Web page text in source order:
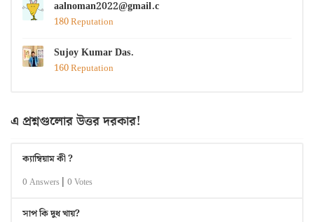
aalnoman2022@gmail.com
180 Reputation
Sujoy Kumar Das.
160 Reputation
এ প্রশ্নগুলোর উত্তর দরকার!
ক্যাম্বিয়াম কী ?
0 Answers | 0 Votes
সাপ কি দুধ খায়?